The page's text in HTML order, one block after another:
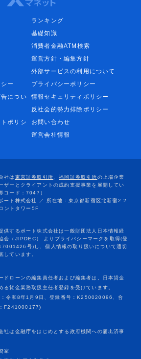
ランキング
基礎知識
消費者金融ATM検索
運営方針・編集方針
外部サービスの利用について
ー
プライバシーポリシー
につい
情報セキュリティポリシー
反社会的勢力排除ポリシー
ポリシ
お問い合わせ
運営会社情報
ドローンの編集責任者および編集者は、日本貸金
る貸金業務取扱主任者登録を受けています。
：令和8年1月9日、登録番号：K250020096、合
F241000177)
社は金融庁をはじめとする政府機関への届出済事
家